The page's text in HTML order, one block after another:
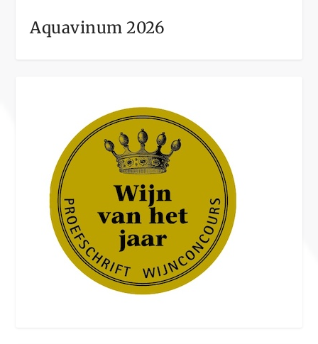
Aquavinum 2026